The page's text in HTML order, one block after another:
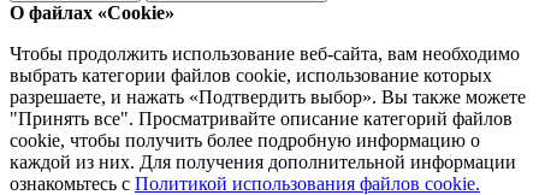
О файлах «Cookie»
Чтобы продолжить использование веб-сайта, вам необходимо
выбрать категории файлов cookie, использование которых
разрешаете, и нажать «Подтвердить выбор». Вы также можете
"Принять все". Просматривайте описание категорий файлов
cookie, чтобы получить более подробную информацию о
каждой из них. Для получения дополнительной информации
ознакомьтесь с Политикой использования файлов cookie.